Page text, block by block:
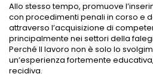
Allo stesso tempo, promuove
con procedimenti penali in corso e
attraverso l’acquisizione di
principalmente nei settori della
Perché Il lavoro non è solo lo
un’esperienza fortemente
recidiva.